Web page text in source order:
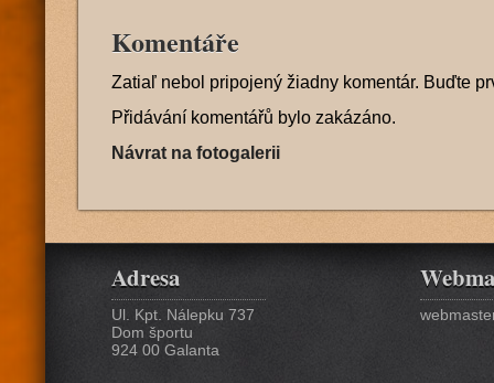
Komentáře
Zatiaľ nebol pripojený žiadny komentár. Buďte
Přidávání komentářů bylo zakázáno.
Návrat na fotogalerii
Adresa
Ul. Kpt. Nálepku 737
Dom športu
924 00 Galanta